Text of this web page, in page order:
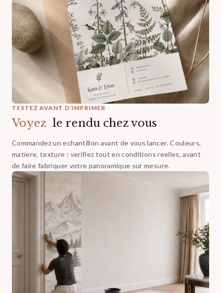
TESTEZ AVANT D'IMPRIMER
Voyez ‎ le rendu chez vous
Commandez un echantillon avant de vous lancer. Couleurs,
matiere, texture : verifiez tout en conditions reelles, avant
de faire fabriquer votre panoramique sur mesure.